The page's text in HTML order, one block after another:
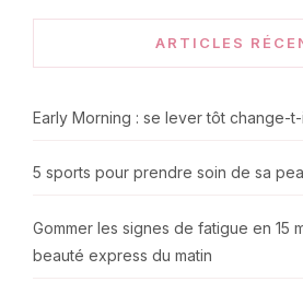
ARTICLES
Early Morning : se lever tôt change-
5 sports pour prendre soin de sa
Gommer les signes de fatigue en 15
beauté express du matin